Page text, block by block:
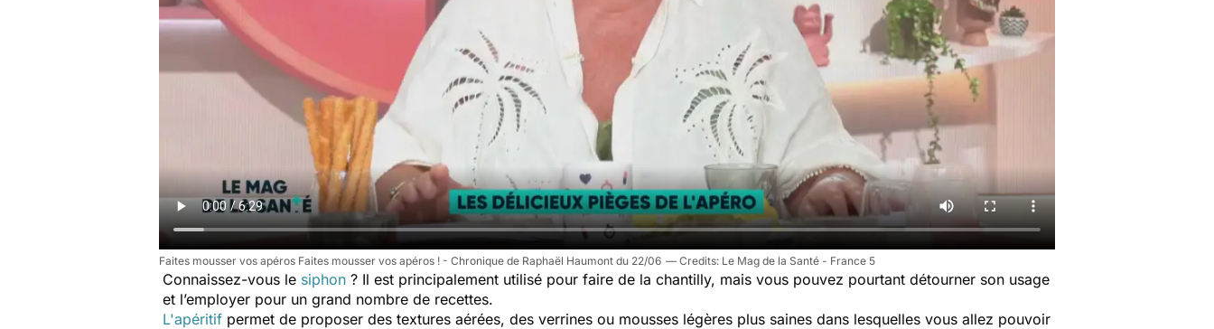
Faites mousser vos apéros Faites mousser vos apéros ! - Chronique de Raphaël Haumont du 22/06 Le Mag de la Santé - France 5
Connaissez-vous le siphon ? Il est principalement utilisé pour faire de la chantilly, mais vous pouvez pourtant détourner son usage
et l’employer pour un grand nombre de recettes.
L'apéritif permet de proposer des textures aérées, des verrines ou mousses légères plus saines dans lesquelles vous allez pouvoir